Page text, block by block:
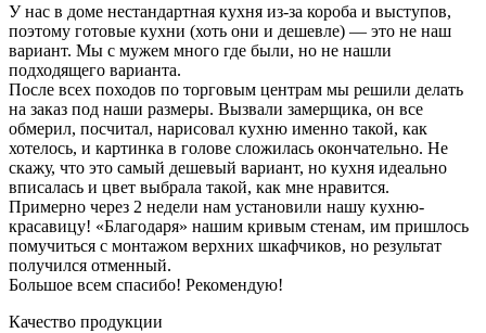
У нас в доме нестандартная кухня из-за короба и выступов,
поэтому готовые кухни (хоть они и дешевле) — это не наш
вариант. Мы с мужем много где были, но не нашли
подходящего варианта.
После всех походов по торговым центрам мы решили делать
на заказ под наши размеры. Вызвали замерщика, он все
обмерил, посчитал, нарисовал кухню именно такой, как
хотелось, и картинка в голове сложилась окончательно. Не
скажу, что это самый дешевый вариант, но кухня идеально
вписалась и цвет выбрала такой, как мне нравится.
Примерно через 2 недели нам установили нашу кухню-
красавицу! «Благодаря» нашим кривым стенам, им пришлось
помучиться с монтажом верхних шкафчиков, но результат
получился отменный.
Большое всем спасибо! Рекомендую!
Качество продукции